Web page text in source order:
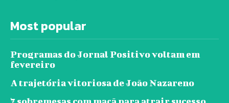
Most popular
Programas do Jornal Positivo voltam em
fevereiro
A trajetória vitoriosa de João Nazareno